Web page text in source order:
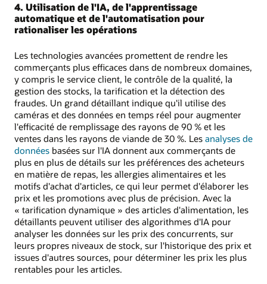
4. Utilisation de l'IA, de l'apprentissage
automatique et de l'automatisation pour
rationaliser les opérations
Les technologies avancées promettent de rendre les
commerçants plus efficaces dans de nombreux domaines,
y compris le service client, le contrôle de la qualité, la
gestion des stocks, la tarification et la détection des
fraudes. Un grand détaillant indique qu'il utilise des
caméras et des données en temps réel pour augmenter
l'efficacité de remplissage des rayons de 90 % et les
ventes dans les rayons de viande de 30 %. Les analyses de
données basées sur l'IA donnent aux commerçants de
plus en plus de détails sur les préférences des acheteurs
en matière de repas, les allergies alimentaires et les
motifs d'achat d'articles, ce qui leur permet d'élaborer les
prix et les promotions avec plus de précision. Avec la
« tarification dynamique » des articles d'alimentation, les
détaillants peuvent utiliser des algorithmes d'IA pour
analyser les données sur les prix des concurrents, sur
leurs propres niveaux de stock, sur l'historique des prix et
issues d'autres sources, pour déterminer les prix les plus
rentables pour les articles.